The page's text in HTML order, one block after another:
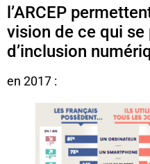
l’ARCEP
vision de ce qui
d’inclusion
en 2017 :